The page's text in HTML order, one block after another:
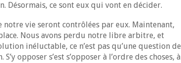
Désormais, ce sont eux qui vont en décider.
vie seront contrôlées par eux. Maintenant,
Nous avons perdu notre libre arbitre, et
inéluctable, ce n’est pas qu’une question de
opposer s’est s’opposer à l’ordre des choses, à